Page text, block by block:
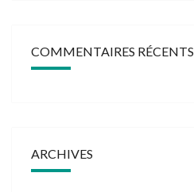
COMMENTAIRES RÉCENTS
ARCHIVES